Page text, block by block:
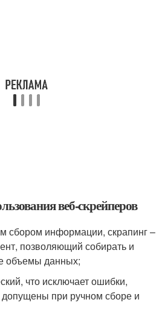
веб-скрейперов
сбором информации, скрапинг –
позволяющий собирать и
объемы данных;
что исключает ошибки,
при ручном сборе и